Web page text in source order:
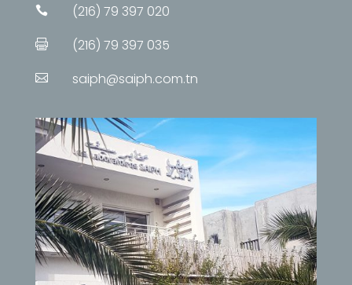
 (216) 79 397 020
 (216) 79 397 035
 saiph@saiph.com.tn